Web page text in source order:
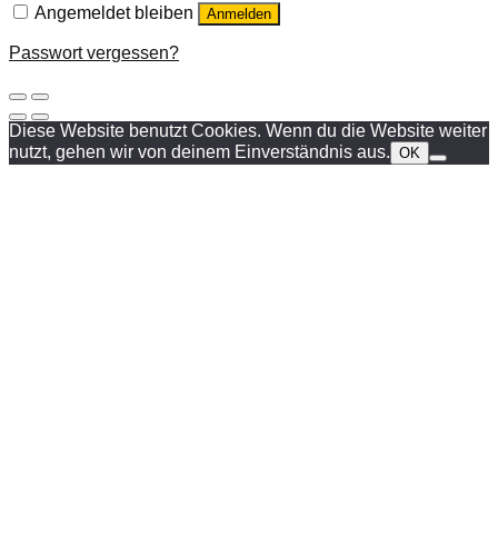
Angemeldet bleiben Anmelden
Passwort vergessen?
Diese Website benutzt Cookies. Wenn du die Website weiter
nutzt, gehen wir von deinem Einverständnis aus. OK